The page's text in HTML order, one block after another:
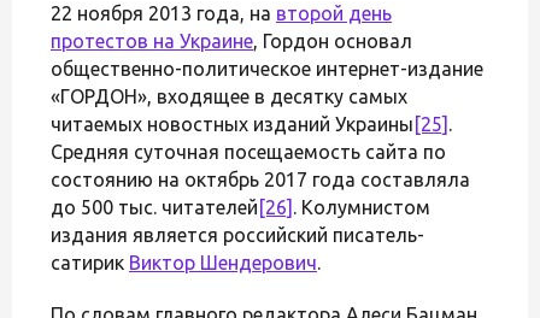
22 ноября 2013 года, на второй день
протестов на Украине, Гордон основал
общественно-политическое интернет-издание
«ГОРДОН», входящее в десятку самых
читаемых новостных изданий Украины [25] .
Средняя суточная посещаемость сайта по
состоянию на октябрь 2017 года составляла
до 500 тыс. читателей [26] . Колумнистом
издания является российский писатель-
сатирик Виктор Шендерович.